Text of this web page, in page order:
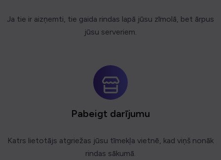
Ja tie ir aizņemti, tie gaida rindas lapā jūsu zīmolā, bet ārpus
jūsu serveriem.
Pabeigt darījumu
Katrs lietotājs atgriežas jūsu tīmekļa vietnē, kad viņš nonāk
rindas sākumā.